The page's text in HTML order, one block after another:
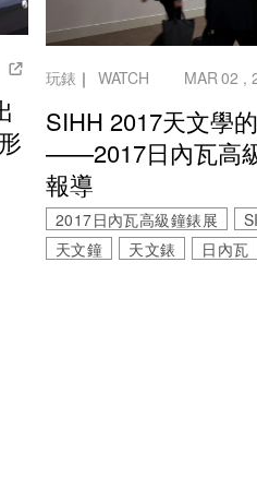
玩錶 ｜ WATCH MAR 02 ,
SIHH 2017天文學
——2017日內瓦高
報導
2017日內瓦高級鐘錶展
天文鐘
天文錶 日內瓦